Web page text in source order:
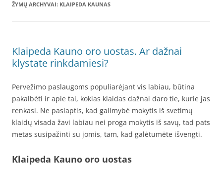
ŽYMŲ ARCHYVAI: KLAIPEDA KAUNAS
Klaipeda Kauno oro uostas. Ar dažnai
klystate rinkdamiesi?
Pervežimo paslaugoms populiarėjant vis labiau, būtina
pakalbėti ir apie tai, kokias klaidas dažnai daro tie, kurie jas
renkasi. Ne paslaptis, kad galimybė mokytis iš svetimų
klaidų visada žavi labiau nei proga mokytis iš savų, tad pats
metas susipažinti su jomis, tam, kad galėtumėte išvengti.
Klaipeda Kauno oro uostas